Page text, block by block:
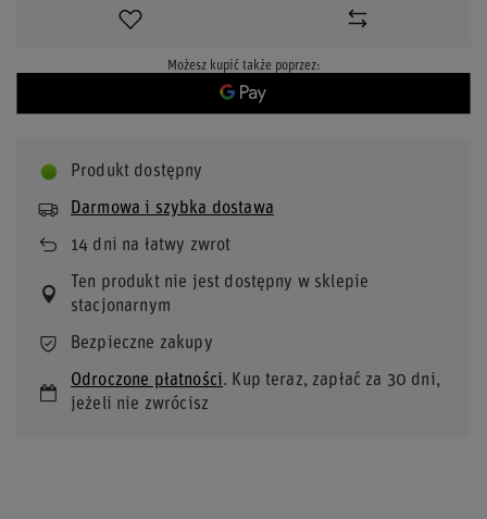
Możesz kupić także poprzez:
Produkt dostępny
Darmowa i szybka dostawa
14 dni na łatwy zwrot
Ten produkt nie jest dostępny w sklepie
stacjonarnym
Bezpieczne zakupy
Odroczone płatności. Kup teraz, zapłać za 30 dni,
jeżeli nie zwrócisz